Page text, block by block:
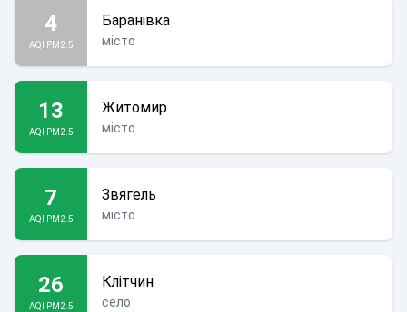
4
AQI PM2.5
Баранівка
місто
13
AQI PM2.5
Житомир
місто
7
AQI PM2.5
Звягель
місто
26
AQI PM2.5
Клітчин
село